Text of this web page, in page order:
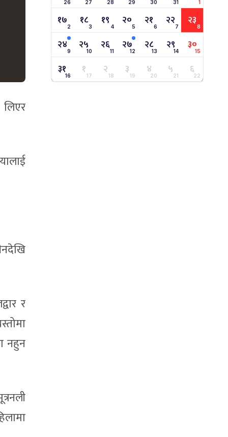
र
नहुन
26 27 28 29 30 31 1
१७2 १८3 १९ 4 २०5 २१6 २२7 २३8
२४9 २५10 २६11 २७12 २८13 २९14 ३०15
३१16 १17 २18 ३19 ४20 ५21 ६22